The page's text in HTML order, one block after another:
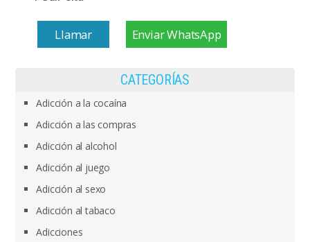
Llamar Enviar WhatsApp
CATEGORÍAS
Adicción a la cocaína
Adicción a las compras
Adicción al alcohol
Adicción al juego
Adicción al sexo
Adicción al tabaco
Adicciones